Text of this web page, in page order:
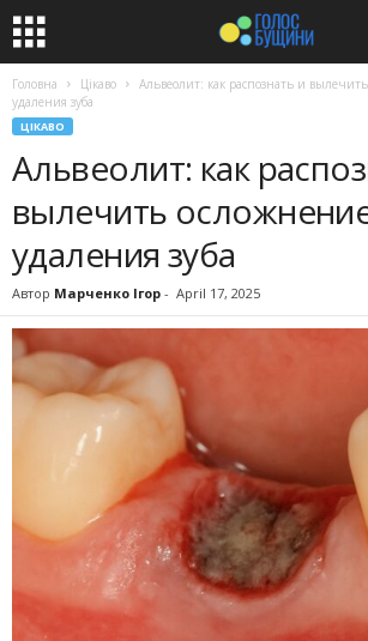
Головна Цікаво
Альвеолит: как распознать и
удаления зуба
ЦІКАВО
Альвеолит: как
вылечить
удаления зуба
Автор Марченко Ігор - April 17, 2025